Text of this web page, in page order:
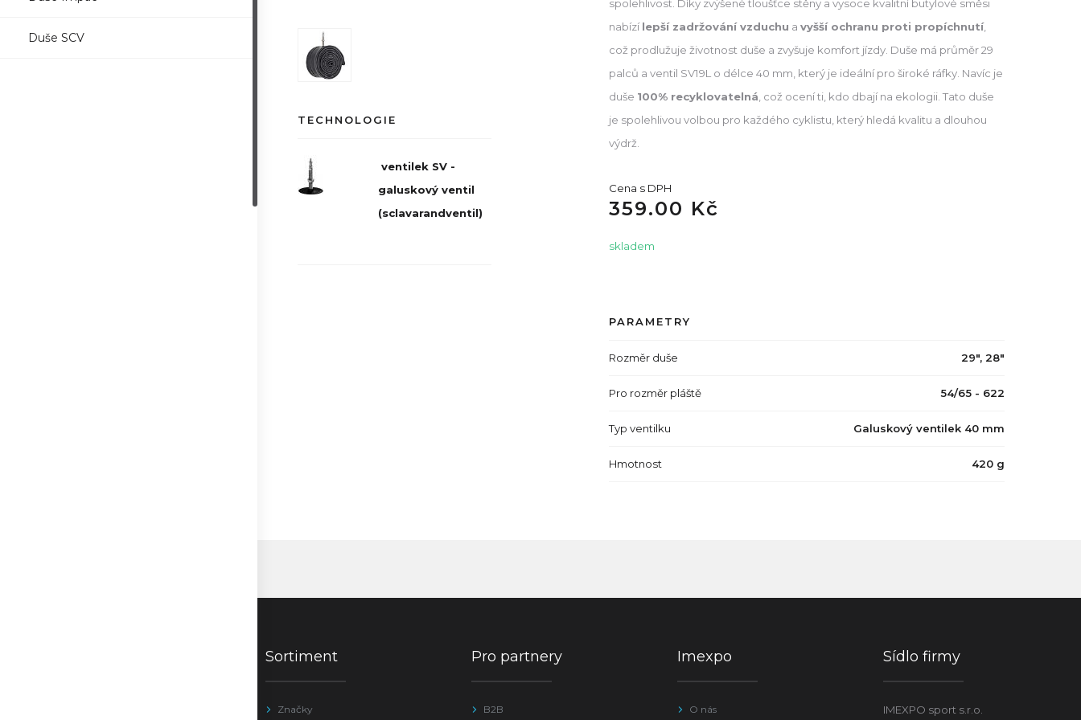
Duše SCV
spolehlivost. Díky zvýšené tloušťce stěny a vysoce kvalitní butylové směsi
nabízílepší zadržování vzduchu a vyšší ochranu proti propíchnutí,
což prodlužuje životnost duše a zvyšuje komfort jízdy. Duše má průměr 29
palců a ventil SV19L o délce 40 mm, který je ideální pro široké ráfky. Navíc je
duše 100% recyklovatelná , což ocení ti, kdo dbají na ekologii. Tato duše
je spolehlivou volbou pro každého cyklistu, který hledá kvalitu a dlouhou
výdrž.
Cena s DPH
359.00 Kč
skladem
PARAMETRY
Rozměr duše 29", 28"
Pro rozměr pláště 54/65 - 622
Typ ventilku Galuskový ventilek 40 mm
Hmotnost 420 g
TECHNOLOGIE
ventilek SV -
galuskový ventil
(sclavarandventil)
Sortiment
Značky
Pro partnery
B2B
Imexpo
O nás
Sídlo firmy
IMEXPO sport s.r.o.